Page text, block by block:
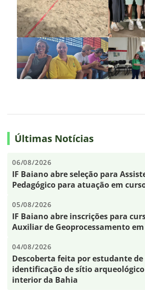
Últimas Notícias
06/08/2026
IF Baiano abre seleção para
Pedagógico para atuação em
05/08/2026
IF Baiano abre inscrições para
Auxiliar de Geoprocessamento
04/08/2026
Descoberta feita por estudante de
identificação de sítio
interior da Bahia